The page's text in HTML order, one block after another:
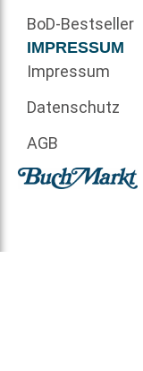
BoD-Bestseller
IMPRESSUM
Impressum
Datenschutz
AGB